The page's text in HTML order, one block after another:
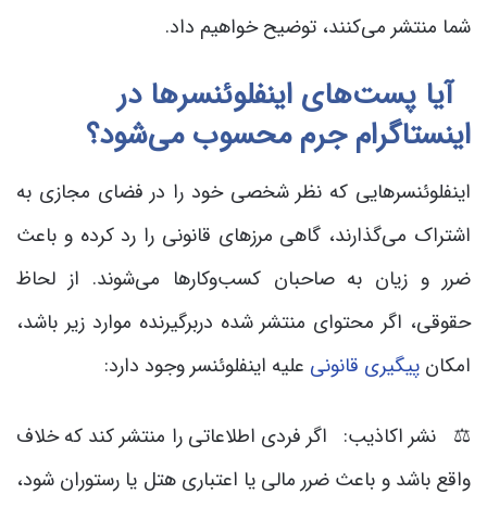
شما منتشر می‌کنند، توضیح خواهیم داد.
آیا پست‌های اینفلوئنسرها در
اینستاگرام جرم محسوب می‌شود؟
اینفلوئنسرهایی که نظر شخصی خود را در فضای مجازی به
اشتراک می‌گذارند، گاهی مرزهای قانونی را رد کرده و باعث
ضرر و زیان به صاحبان کسب‌وکارها می‌شوند. از لحاظ
حقوقی، اگر محتوای منتشر شده دربرگیرنده موارد زیر باشد،
امکان پیگیری قانونی علیه اینفلوئنسر وجود دارد:
⚖️ نشر اکاذیب: اگر فردی اطلاعاتی را منتشر کند که خلاف
واقع باشد و باعث ضرر مالی یا اعتباری هتل یا رستوران شود،